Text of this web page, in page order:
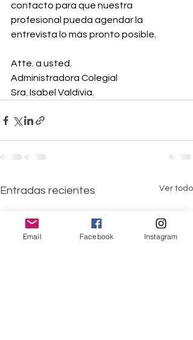
contacto para que nuestra
profesional pueda agendar la
entrevista lo más pronto posible.
Atte. a usted.
Administradora Colegial
Sra. Isabel Valdivia.
Entradas recientes Ver todo
Email Facebook Instagram